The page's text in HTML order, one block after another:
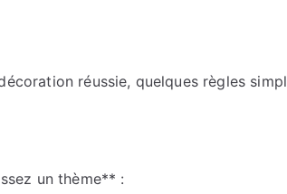
réussie, quelques règles
un thème** :